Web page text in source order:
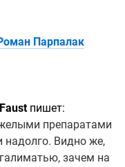
Парпалак
Faustпишет:
препаратами
надолго. Видно же,
зачем на